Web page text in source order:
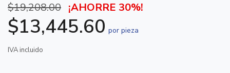
$19,208.00 ¡AHORRE 30%!
$13,445.60 por pieza
IVA incluido